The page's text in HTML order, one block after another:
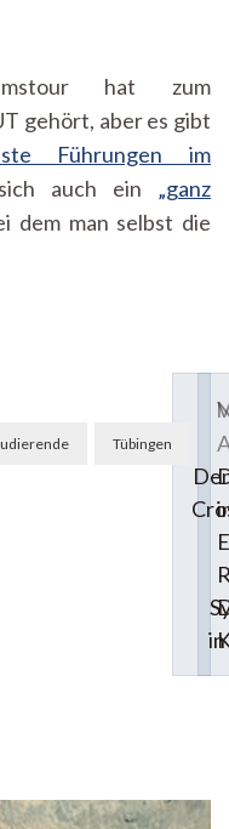
hat zum
gehört, aber es gibt
Führungen im
auch ein „ganz
dem man selbst die
Tübingen